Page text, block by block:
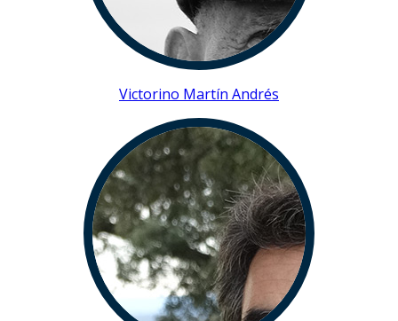
Victorino Martín Andrés